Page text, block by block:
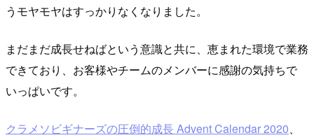
うモヤモヤはすっかりなくなりました。
まだまだ成長せねばという意識と共に、恵まれた環境で業務
できており、お客様やチームのメンバーに感謝の気持ちで
いっぱいです。
クラメソビギナーズの圧倒的成長 Advent Calendar 2020、